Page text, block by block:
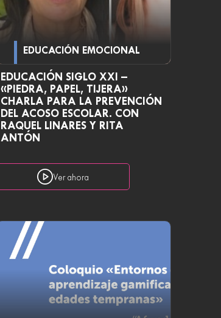
EDUCACIÓN EMOCIONAL
EDUCACIÓN SIGLO XXI –
«PIEDRA, PAPEL, TIJERA»
CHARLA PARA LA PREVENCIÓN
DEL ACOSO ESCOLAR. CON
RAQUEL LINARES Y RITA
ANTÓN
Ver ahora